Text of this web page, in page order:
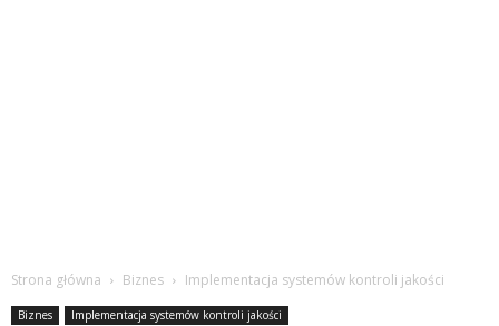
Strona główna Biznes Implementacja systemów kontroli jakości
Biznes Implementacja systemów kontroli jakości